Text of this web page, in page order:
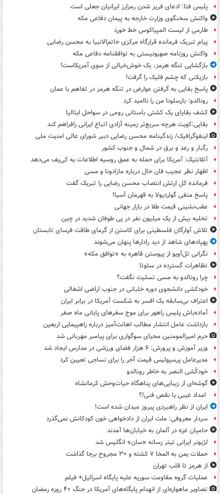
پلیس فتا: ادعای فریز شدن رمزارز ایرانیان جعلی است
واکنش سخنگوی وزارت خارجه به پیمان دفاعی مکه
طارمی از لیست المپیاکوس خط خورد
پیام تبریک فرمانده قرارگاه مرکزی خاتم‌الانبیا به محسن رضایی
واکنش روزنامه صهیونیستی به توافقنامه دفاعی مکه
بازگشایی تنگه هرمز، یک خوش‌خیالی از سوی آمریکاست!
بازیکنی که چشم فلیک را گرفت!
پاسخ بقایی به گرفتن عوارض در تنگه هرمز در تفاهم با عمان
رونالدو: بارسلونا من را ناامید کرد
کشف بقایای یک کشتی باستانی رومی در سواحل ایتالیا
بقایی:کویت هرچه سریع‌تر زمینه آزادی اتباع ایرانی رافراهم کند
اینفوگرافیک/ زندگینامه محسن رضایی دبیر شورای عالی امنیت‌ ملی
رگبار و رعد و برق در شمال و جنوب کشور
آتلانتیک: آمریکا برای حمله به عمق روسیه اطلاعات به کی‌یف می‌دهد
اظهار نظر عجیب فان خال درباره مارادونا و مسی
فرمانده کل ارتش انتصاب محسن رضایی را تبریک گفت
پاسخ منفی گواردیولا به قهرمان آسیا!
عقب‌نشینی قیمت طلا در بازار جهانی
تخلیه بیش از یک میلیون نفر در پی طوفان شدید در چین
تلاش آوارگان فلسطینی برای کاستن از گرمای طاقت فرسای تابستان
پهپادهای شاهد از دید رادارها پنهان می‌شوند
نگرانی تل‌آویو از پیوستن قاهره به «توافق مکه»
تظاهرات گسترده در سئوتا
چرا رونالدو به مسی تسلیت نگفت؟
خودکشی دانشجوی دوره خلبانی در جنوب اراضی اشغالی
اعتراف بی‌سابقه یک افسر به شکست آمریکا در برابر ایران
آماده‌باش پلیس راهور برای موج سفرهای پایانی ماه صفر
بازداشت عامل انتشار مطالب اهانت‌آمیز درباره راهپیمایی اربعین
حرم امیرالمومنین محیای سوگواری برای پیامبر مهربانی شد
وزیر آموزش و پرورش: ۶ هزار فضای ورزشی در مدارس ایجاد شد
مدیرعامل پرسپولیس قیمت آخر را برای نساجی تعیین کرد
خودکُشی النصر به خاطر رونالدو
گوشه‌ای از زیبایی‌های پناهگاه‌ حیات‌وحش کرمانشاه
امداد غیبی یا نقص فنی!؟
ایران از نظر راهبردی پیروز میدان شده است!
سردار معروفی: ملت ایران از دادخواهی خون کودکانش نمی‌گذرد
حامیان غزه در آلمان به خیابان‌ها آمدند
لژیونر ایرانی تیتر رسانه «سان» انگلیس شد
حملات یمن به المخا ۷ کشته و ۳۰ مجروح برجا گذاشت
از هرمز تا قلب تهران
عملیات گروه مقاومت سوریه علیه پایگاه اسرائیل+ فیلم
تصاویر ماهواره‌ای از انهدام پایگاه‌های آمریکا در جنگ ۴۰ روزه رمضان